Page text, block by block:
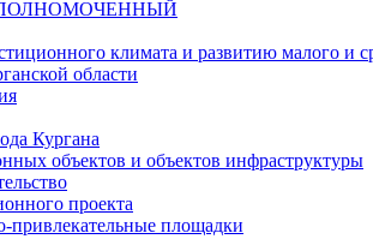
климата и развитию малого и
области
Кургана
объектов и объектов инфраструктуры
проекта
площадки